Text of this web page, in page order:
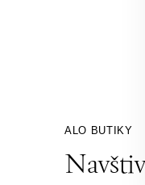
ALO BUTIKY